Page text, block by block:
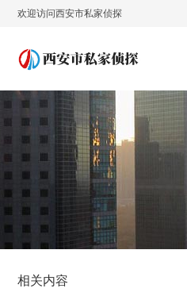
欢迎访问西安市私家侦探
相关内容